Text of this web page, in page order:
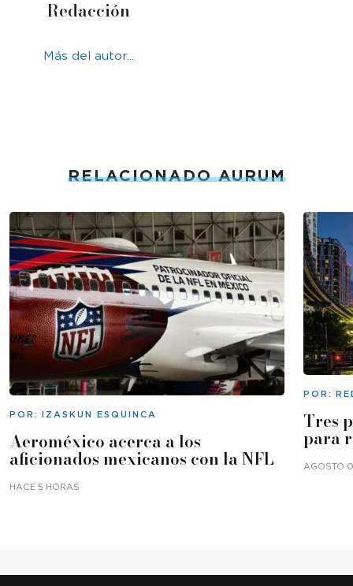
Redacción
Más del autor...
RELACIONADO AURUM
POR: IZASKUN ESQUINCA
Aeroméxico acerca a los
aficionados mexicanos con la NFL
HACE 5 HORAS
POR:
Tres
para
AGOSTO